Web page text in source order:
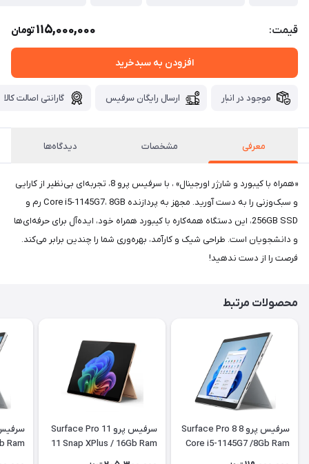
قیمت: 115,000,000تومان
افزودن به سبدخرید
موجود در انبار ارسال رایگان سرفیس گارانتی اصالت کالا
معرفی مشخصات دیدگاه‌ها
«همراه با کیبورد و شارژر اورجینال» ، با سرفیس پرو 8، تجربه‌ای بی‌نظیر از کارایی
و سبک‌وزنی را به دست آورید. مجهز به پردازنده Core i5-1145G7، 8GB رم و
256GB SSD، این دستگاه همه‌کاره با کیبورد همراه خود، ایده‌آل برای حرفه‌ای‌ها
و دانشجویان است. طراحی شیک و کارآمد، بهره‌وری شما را چندین برابر می‌کند.
فرصت را از دست ندهید!
محصولات مرتبط
سرفیس پرو 8 Surface Pro 8
Core i5-1145G7 /8Gb Ram
/256Gb SSD LTE + کیبورد
سرفیس پرو 11 Surface Pro
11 Snap XPlus / 16Gb Ram
/ 512Gb SSD + کیبورد
Ram